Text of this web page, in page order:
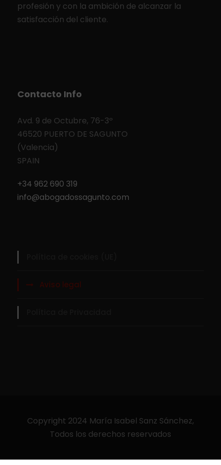
profesión y con la ambición de alcanzar la
satisfacción del cliente.
Contacto Info
Avd. 9 de Octubre, 76-3º
46520 PUERTO DE SAGUNTO
(Valencia)
SPAIN
+34 962 690 319
info@abogadossagunto.com
Aviso legal
Copyright 2024 María Isabel Sanz Sánchez,
Todos los derechos reservados